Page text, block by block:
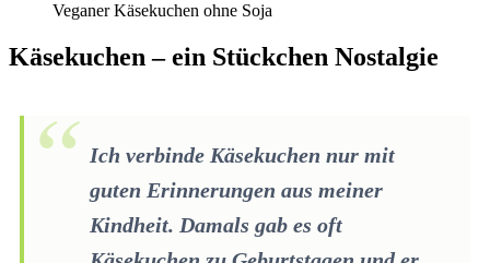
Veganer Käsekuchen ohne Soja
Käsekuchen – ein Stückchen Nostalgie
Ich verbinde Käsekuchen nur mit
guten Erinnerungen aus meiner
Kindheit. Damals gab es oft